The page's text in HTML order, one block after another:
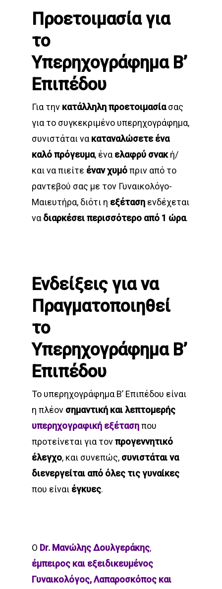
Προετοιμασία για
το
Υπερηχογράφημα Β’
Επιπέδου
Για την κατάλληλη προετοιμασίασας
για το συγκεκριμένο υπερηχογράφημα,
συνιστάται να καταναλώσετε ένα
καλό πρόγευμα, ένα ελαφρύ σνακή/
και να πιείτε έναν χυμόπριν από το
ραντεβού σας με τον Γυναικολόγο-
Μαιευτήρα, διότι η εξέταση ενδέχεται
να διαρκέσει περισσότερο από 1 ώρα.
Ενδείξεις για να
Πραγματοποιηθεί
το
Υπερηχογράφημα Β’
Επιπέδου
Το υπερηχογράφημα Β’ Επιπέδου είναι
η πλέον σημαντική και λεπτομερής
υπερηχογραφική εξέτασηπου
προτείνεται για τονπρογεννητικό
έλεγχο, και συνεπώς, συνιστάταινα
διενεργείται από όλες τις γυναίκες
που είναι έγκυες.
Ο Dr. Μανώλης Δουλγεράκης,
έμπειρος και εξειδικευμένος
Γυναικολόγος, Λαπαροσκόπος και